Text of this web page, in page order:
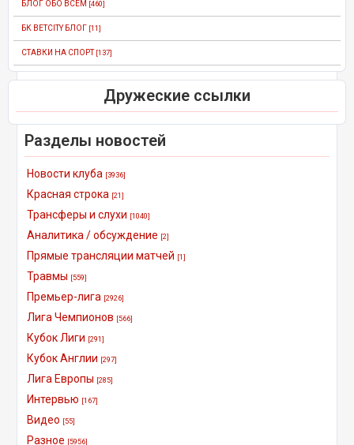
БЛОГ ОБО ВСЕМ [460]
БК BETCITY БЛОГ [11]
СТАВКИ НА СПОРТ [137]
Дружеские ссылки
Разделы новостей
Новости клуба [3936]
Красная строка [21]
Трансферы и слухи [1040]
Аналитика / обсуждение [2]
Прямые трансляции матчей [1]
Травмы [559]
Премьер-лига [2926]
Лига Чемпионов [566]
Кубок Лиги [291]
Кубок Англии [297]
Лига Европы [285]
Интервью [167]
Видео [55]
Разное [5956]